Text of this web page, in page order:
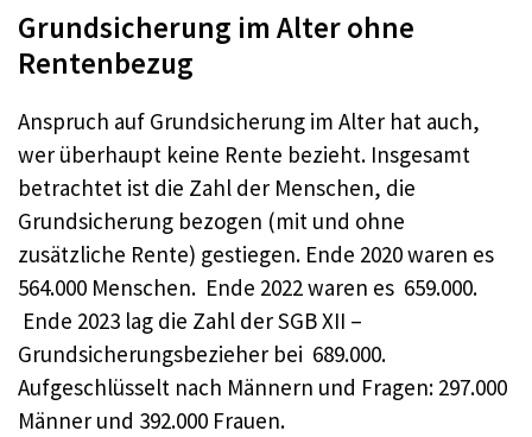
Grundsicherung im Alter ohne
Rentenbezug
Anspruch auf Grundsicherung im Alter hat auch,
wer überhaupt keine Rente bezieht. Insgesamt
betrachtet ist die Zahl der Menschen, die
Grundsicherung bezogen (mit und ohne
zusätzliche Rente) gestiegen. Ende 2020 waren es
564.000 Menschen. Ende 2022 waren es 659.000.
Ende 2023 lag die Zahl der SGB XII –
Grundsicherungsbezieher bei 689.000.
Aufgeschlüsselt nach Männern und Fragen: 297.000
Männer und 392.000 Frauen.